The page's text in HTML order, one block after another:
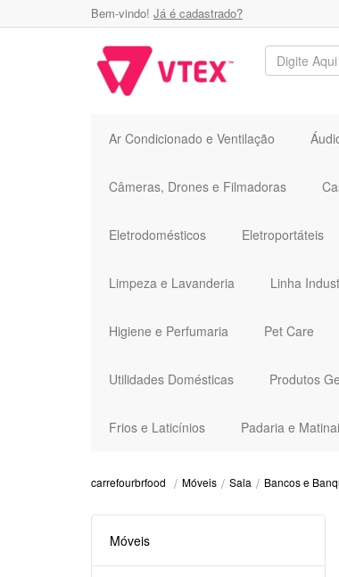
Bem-vindo! Já é cadastrado?
Ar Condicionado e Ventilação
Câmeras, Drones e Filmadoras
Eletrodomésticos Eletroportáteis
Limpeza e Lavanderia Linha
Higiene e Perfumaria Pet Care
Utilidades Domésticas Produtos
Frios e Laticínios Padaria e
carrefourbrfood Móveis Sala Bancos e
Móveis